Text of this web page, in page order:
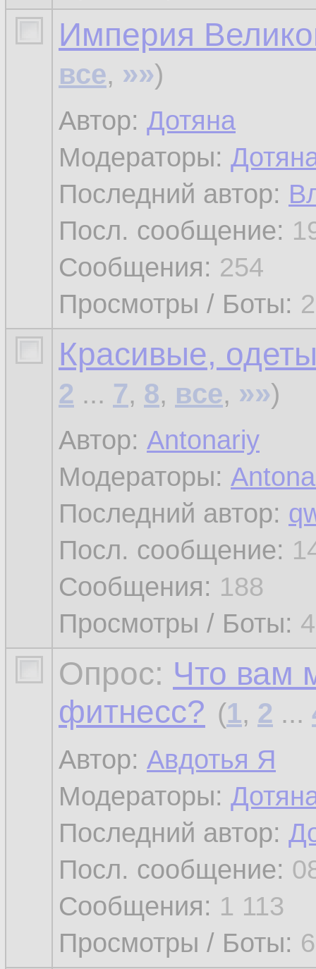
Империя
все, »»)
Автор: Дотяна
Модераторы:
Последний автор:
Посл. сообщение:
Сообщения: 254
Просмотры / Боты:
Красивые,
2 ... 7, 8, все, »»)
Автор: Antonariy
Модераторы:
Последний автор:
Посл. сообщение:
Сообщения: 188
Просмотры / Боты:
Опрос: Что вам
фитнесс? (1, 2 ...
Автор: Авдотья Я
Модераторы:
Последний автор:
Посл. сообщение:
Сообщения: 1 113
Просмотры / Боты: